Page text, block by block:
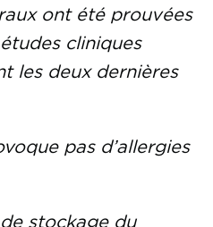
ont été prouvées
cliniques
les deux dernières
pas d’allergies
stockage du